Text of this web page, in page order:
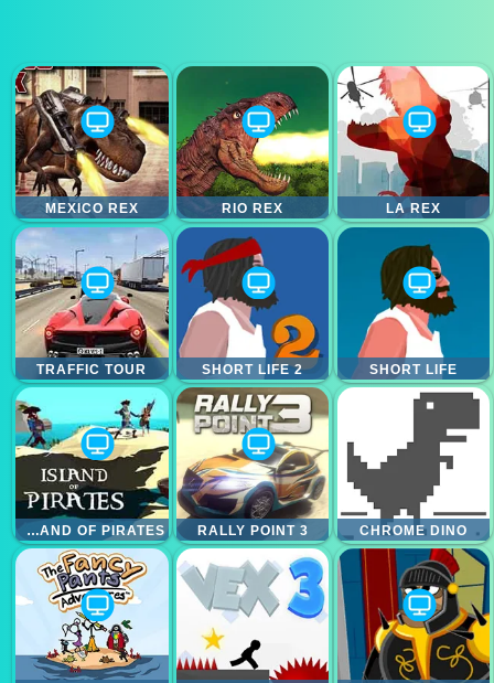
LA REX
RIO REX
MEXICO REX
SHORT LIFE
SHORT LIFE 2
TRAFFIC TOUR
CHROME DINO
RALLY POINT 3
ISLAND OF PIRATES